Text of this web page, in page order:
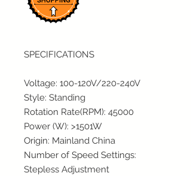
SPECIFICATIONS
Voltage: 100-120V/220-240V
Style: Standing
Rotation Rate(RPM): 45000
Power (W): >1501W
Origin: Mainland China
Number of Speed Settings:
Stepless Adjustment